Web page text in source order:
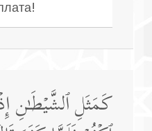
كَمَثَلِ ٱلشَّیۡطَـٰنِ